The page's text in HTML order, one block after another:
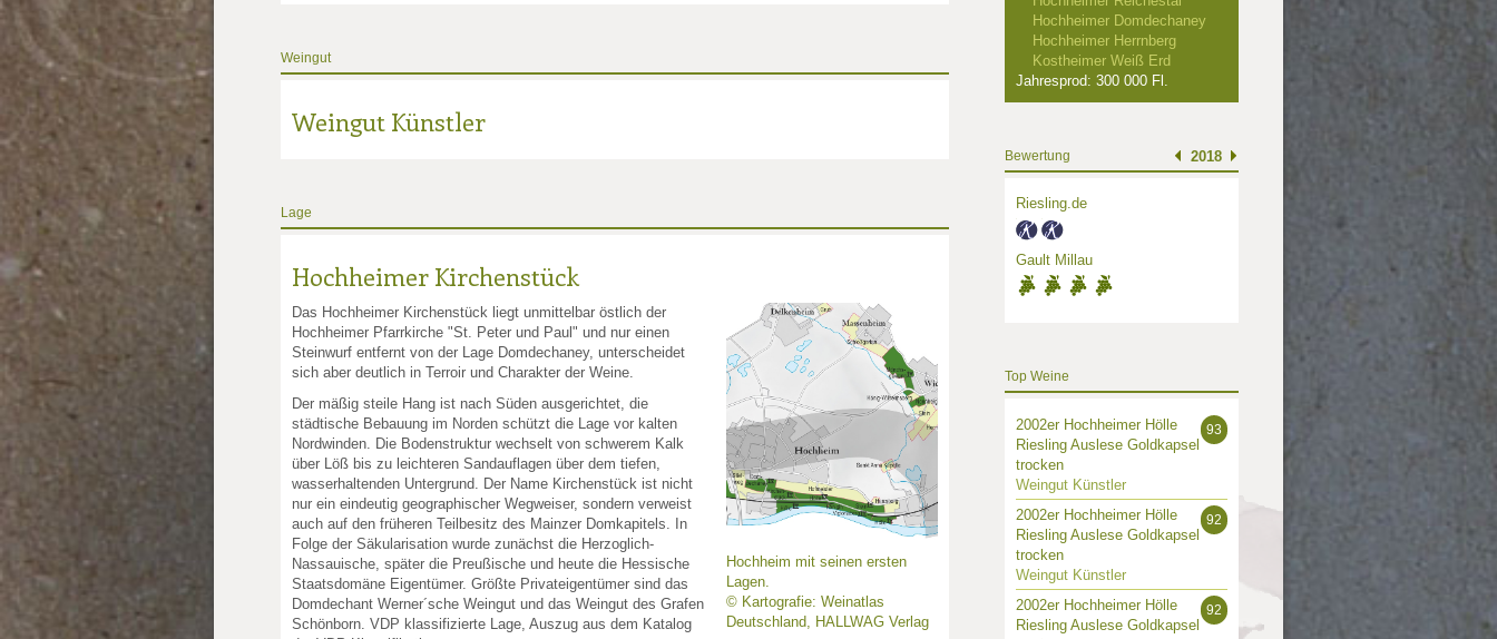
Weingut
Weingut Künstler
Lage
Hochheimer Kirchenstück
Hochheim mit seinen ersten
Lagen.
© Kartografie: Weinatlas
Deutschland, HALLWAG Verlag
Das Hochheimer Kirchenstück liegt unmittelbar östlich der
Hochheimer Pfarrkirche "St. Peter und Paul" und nur einen
Steinwurf entfernt von der Lage Domdechaney, unterscheidet
sich aber deutlich in Terroir und Charakter der Weine.
Der mäßig steile Hang ist nach Süden ausgerichtet, die
städtische Bebauung im Norden schützt die Lage vor kalten
Nordwinden. Die Bodenstruktur wechselt von schwerem Kalk
über Löß bis zu leichteren Sandauflagen über dem tiefen,
wasserhaltenden Untergrund. Der Name Kirchenstück ist nicht
nur ein eindeutig geographischer Wegweiser, sondern verweist
auch auf den früheren Teilbesitz des Mainzer Domkapitels. In
Folge der Säkularisation wurde zunächst die Herzoglich-
Nassauische, später die Preußische und heute die Hessische
Staatsdomäne Eigentümer. Größte Privateigentümer sind das
Domdechant Werner´sche Weingut und das Weingut des Grafen
Schönborn. VDP klassifizierte Lage, Auszug aus dem Katalog
Hochheimer Domdechaney
Hochheimer Herrnberg
Kostheimer Weiß Erd
Jahresprod: 300 000 Fl.
Bewertung 2018
Riesling.de
2
2
Gault Millau
4
Punkte: 4
Punkte: 4
Millau Punkte: 4
Top Weine
93
2002er Hochheimer Hölle
Riesling Auslese Goldkapsel
trocken
Weingut Künstler
92
2002er Hochheimer Hölle
Riesling Auslese Goldkapsel
trocken
Weingut Künstler
92
2002er Hochheimer Hölle
Riesling Auslese Goldkapsel